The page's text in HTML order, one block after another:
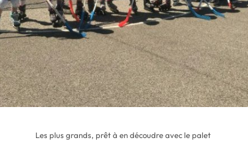
Les plus grands, prêt à en découdre avec le palet